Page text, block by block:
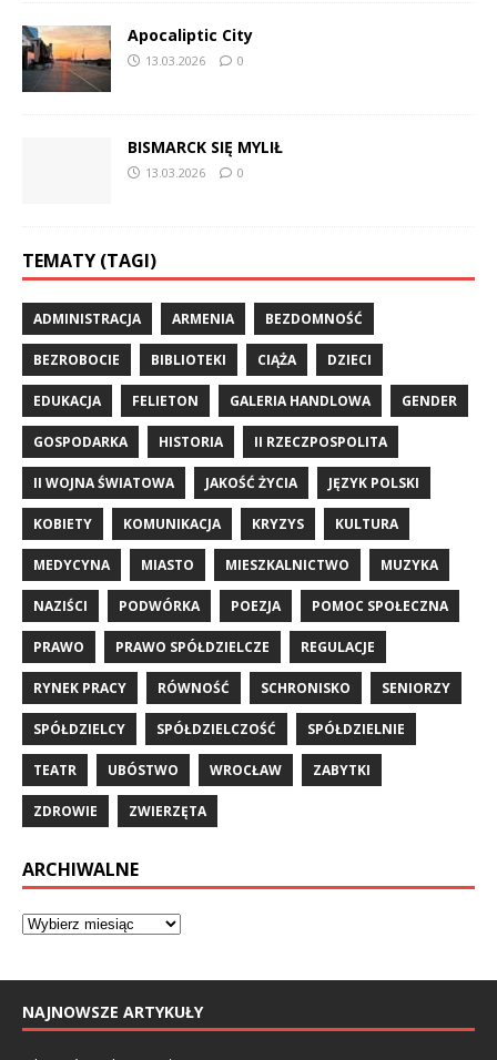
Apocaliptic City
13.03.2026 0
BISMARCK SIĘ MYLIŁ
13.03.2026 0
TEMATY (TAGI)
ADMINISTRACJA ARMENIA BEZDOMNOŚĆ
BEZROBOCIE BIBLIOTEKI CIĄŻA DZIECI
EDUKACJA FELIETON GALERIA HANDLOWA GENDER
GOSPODARKA HISTORIA II RZECZPOSPOLITA
II WOJNA ŚWIATOWA JAKOŚĆ ŻYCIA JĘZYK POLSKI
KOBIETY KOMUNIKACJA KRYZYS KULTURA
MEDYCYNA MIASTO MIESZKALNICTWO MUZYKA
NAZIŚCI PODWÓRKA POEZJA POMOC SPOŁECZNA
PRAWO PRAWO SPÓŁDZIELCZE REGULACJE
RYNEK PRACY RÓWNOŚĆ SCHRONISKO SENIORZY
SPÓŁDZIELCY SPÓŁDZIELCZOŚĆ SPÓŁDZIELNIE
TEATR UBÓSTWO WROCŁAW ZABYTKI
ZDROWIE ZWIERZĘTA
ARCHIWALNE
NAJNOWSZE ARTYKUŁY